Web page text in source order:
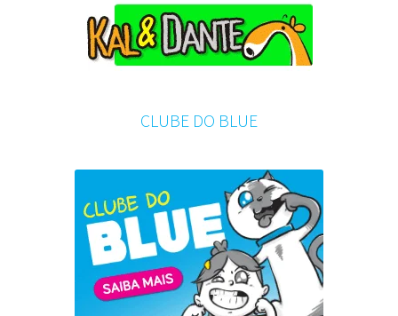
CLUBE DO BLUE